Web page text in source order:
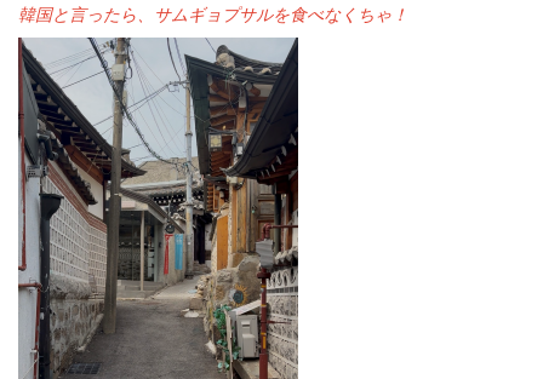
韓国と言ったら、 サムギョプサルを食べなくちゃ！